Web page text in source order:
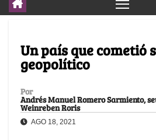
Un país que cometió
geopolítico
Por
Andrés Manuel Romero Sarmiento,
Weinreben Roris
AGO 18, 2021